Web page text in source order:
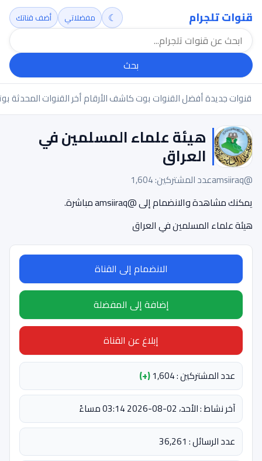
قنوات تلجرام
بحث
☾ مفضلاتي أضف قناتك
قنوات جديدةأفضل القنواتبوت كاشف الأرقامأخر القنوات المحدثة
هيئة علماء المسلمين في
العراق
@amsiiraq
عدد المشتركين: 1,604
يمكنك مشاهدة والانضمام إلى @amsiiraq مباشرة.
هيئة علماء المسلمين في العراق
الانضمام إلى القناة
إضافة إلى المفضلة
إبلاغ عن القناة
عدد المشتركين : 1,604
(+)
آخر نشاط : الأحد، 02-08-2026 03:14 مساءً
عدد الرسائل : 36,261